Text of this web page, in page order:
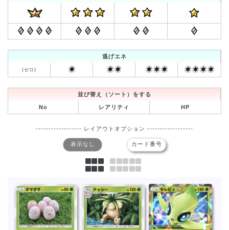
逃げエネ
(ゼロ)
並び替え（ソート）をする
No レアリティ HP
------------------ レイアウトオプション ------------------
表示なし カード番号